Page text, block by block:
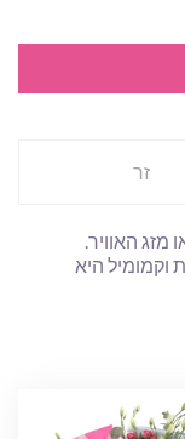
זר
האוויר.
וקמומיל היא